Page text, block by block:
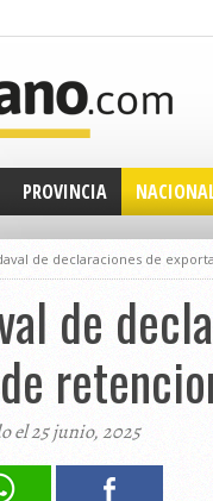
PROVINCIA
de declaraciones de
de
el 25 junio, 2025